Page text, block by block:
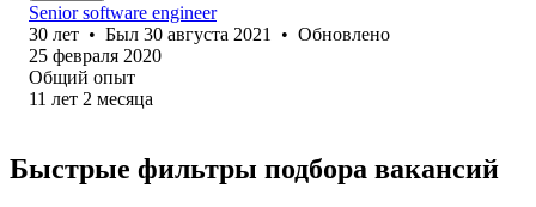
Senior software engineer
30 лет • Был 30 августа 2021 • Обновлено
25 февраля 2020
Общий опыт
11 лет 2 месяца
Быстрые фильтры подбора вакансий